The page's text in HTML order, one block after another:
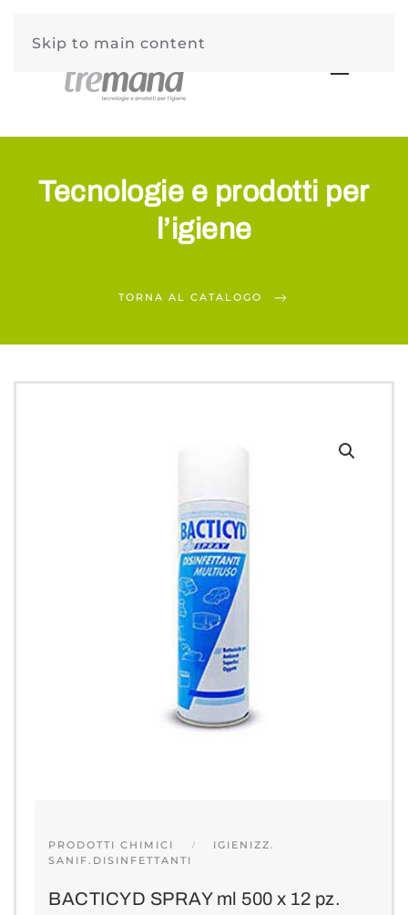
Skip to main content
Tecnologie e prodotti per
l’igiene
TORNA AL CATALOGO
PRODOTTI CHIMICI
IGIENIZZ.
SANIF.DISINFETTANTI
BACTICYD SPRAY ml 500 x 12 pz.